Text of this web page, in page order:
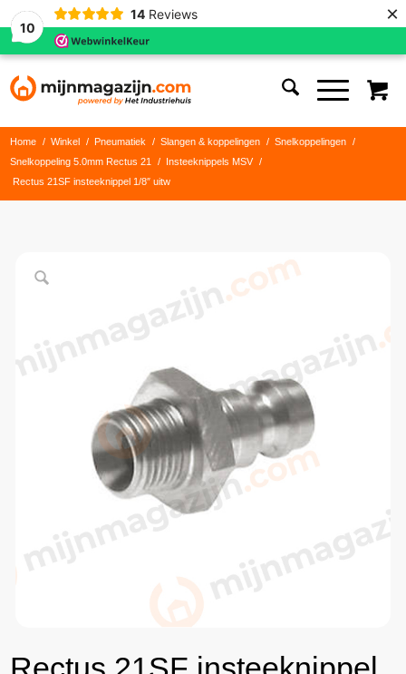
10
14 Reviews ×
Home / Winkel / Pneumatiek / Slangen & koppelingen / Snelkoppelingen
/
Snelkoppeling 5.0mm Rectus 21
/ Insteeknippels MSV /
Rectus 21SF insteeknippel 1/8″ uitw